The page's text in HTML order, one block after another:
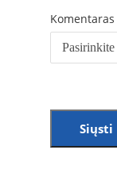
Komentaras
Siųsti